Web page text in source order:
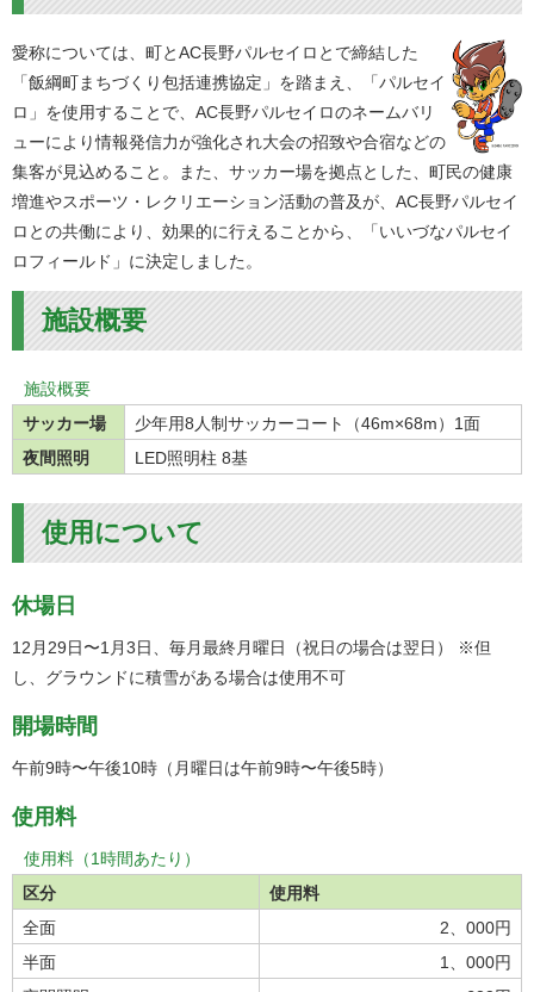
愛称については、町とAC長野パルセイロとで締結した
「飯綱町まちづくり包括連携協定」を踏まえ、「パルセイ
ロ」を使用することで、AC長野パルセイロのネームバリ
ューにより情報発信力が強化され大会の招致や合宿などの
集客が見込めること。また、サッカー場を拠点とした、町民の健康
増進やスポーツ・レクリエーション活動の普及が、AC長野パルセイ
ロとの共働により、効果的に行えることから、「いいづなパルセイ
ロフィールド」に決定しました。
施設概要
施設概要
サッカー場
少年用8人制サッカーコート（46m×68m）1面
夜間照明
LED照明柱 8基
使用について
休場日
12月29日〜1月3日、毎月最終月曜日（祝日の場合は翌日） ※但
し、グラウンドに積雪がある場合は使用不可
開場時間
午前9時〜午後10時（月曜日は午前9時〜午後5時）
使用料
使用料（1時間あたり）
区分
使用料
全面
2、000円
半面
1、000円